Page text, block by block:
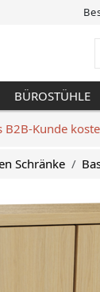
BÜROSTÜHLE
B2B-Kunde
Schränke